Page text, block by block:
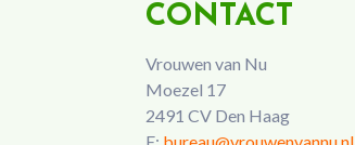
CONTACT
Vrouwen van Nu
Moezel 17
2491 CV Den Haag